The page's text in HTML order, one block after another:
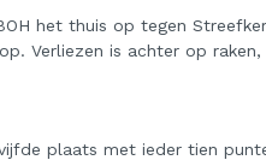
het thuis op tegen
Verliezen is achter op raken,
plaats met ieder tien